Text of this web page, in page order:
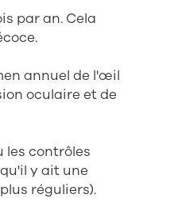
par an. Cela
annuel de l'œil
oculaire et de
les contrôles
y ait une
réguliers).